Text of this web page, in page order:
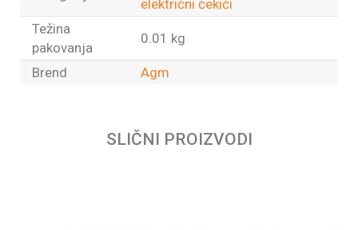
električni čekići
Težina
pakovanja
0.01 kg
Brend Agm
SLIČNI PROIZVODI